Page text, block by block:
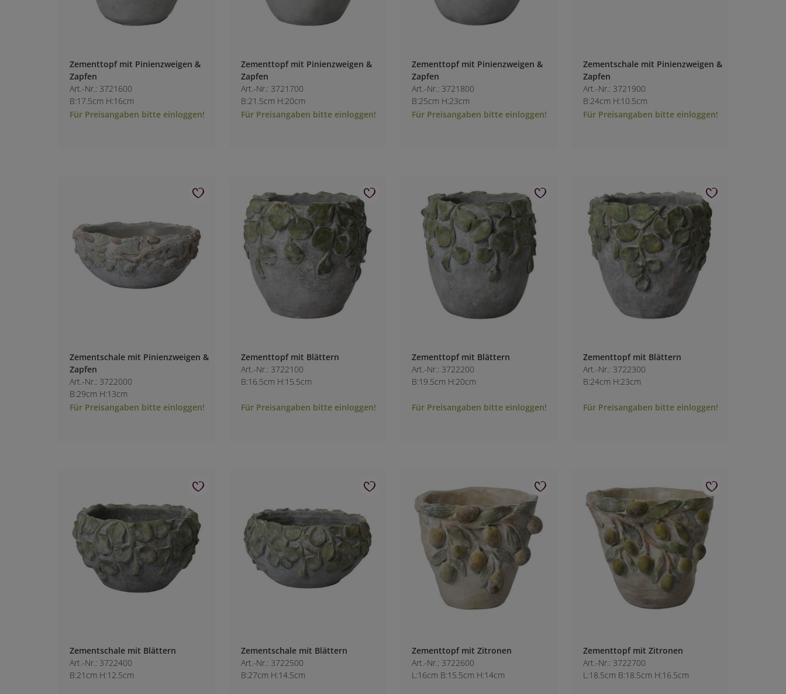
Zementtopf mit Pinienzweigen &
Zapfen
Art.-Nr.: 3721600
B:17.5cm H:16cm
Für Preisangaben bitte einloggen!
Zementtopf mit Pinienzweigen &
Zapfen
Art.-Nr.: 3721700
B:21.5cm H:20cm
Für Preisangaben bitte einloggen!
Zementtopf mit Pinienzweigen &
Zapfen
Art.-Nr.: 3721800
B:25cm H:23cm
Für Preisangaben bitte einloggen!
Zementschale mit Pinienzweigen &
Zapfen
Art.-Nr.: 3721900
B:24cm H:10.5cm
Für Preisangaben bitte einloggen!
Zementschale mit Pinienzweigen &
Zapfen
Art.-Nr.: 3722000
B:29cm H:13cm
Für Preisangaben bitte einloggen!
Zementtopf mit Blättern
Art.-Nr.: 3722100
B:16.5cm H:15.5cm
Für Preisangaben bitte einloggen!
Zementtopf mit Blättern
Art.-Nr.: 3722200
B:19.5cm H:20cm
Für Preisangaben bitte einloggen!
Zementtopf mit Blättern
Art.-Nr.: 3722300
B:24cm H:23cm
Für Preisangaben bitte einloggen!
Zementschale mit Blättern
Art.-Nr.: 3722400
B:21cm H:12.5cm
Zementschale mit Blättern
Art.-Nr.: 3722500
B:27cm H:14.5cm
Zementtopf mit Zitronen
Art.-Nr.: 3722600
L:16cm B:15.5cm H:14cm
Zementtopf mit Zitronen
Art.-Nr.: 3722700
L:18.5cm B:18.5cm H:16.5cm